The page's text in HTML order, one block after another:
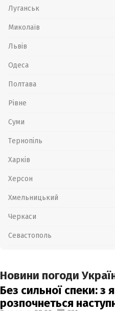
Луганськ
Миколаїв
Львів
Одеса
Полтава
Рівне
Суми
Тернопіль
Харків
Херсон
Хмельницький
Черкаси
Севастополь
Новини погоди
Без сильної спеки: з
розпочнеться